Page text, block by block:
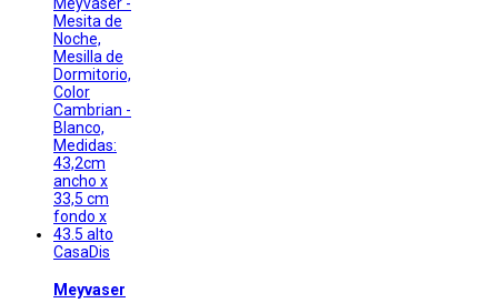
CasaDis
Meyvaser